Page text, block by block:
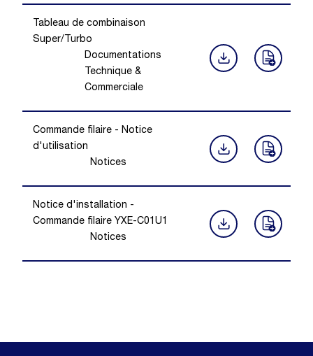
Tableau de combinaison
Super/Turbo
Documentations
Technique &
Commerciale
Commande filaire - Notice
d'utilisation
Notices
Notice d'installation -
Commande filaire YXE-C01U1
Notices